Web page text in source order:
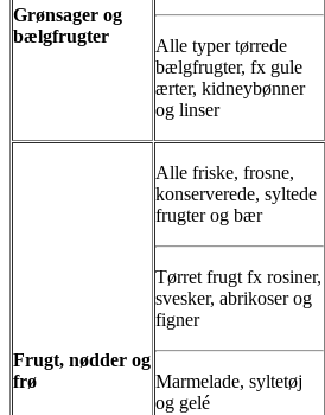
Grønsager og
bælgfrugter
Alle typer tørrede
bælgfrugter, fx gule
ærter, kidneybønner
og linser
Frugt, nødder og
frø
Alle friske, frosne,
konserverede, syltede
frugter og bær
Tørret frugt fx rosiner,
svesker, abrikoser og
figner
Marmelade, syltetøj
og gelé